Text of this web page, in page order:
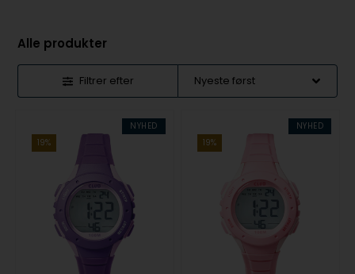
Alle produkter
Filtrer efter
NYHED
19%
NYHED
19%